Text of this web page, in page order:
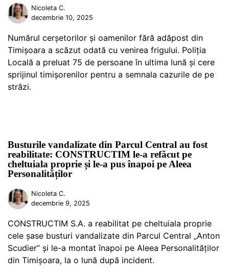
Nicoleta C.
decembrie 10, 2025
Numărul cerșetorilor și oamenilor fără adăpost din
Timișoara a scăzut odată cu venirea frigului. Poliția
Locală a preluat 75 de persoane în ultima lună și cere
sprijinul timișorenilor pentru a semnala cazurile de pe
străzi.
Busturile vandalizate din Parcul Central au fost
reabilitate: CONSTRUCTIM le-a refăcut pe
cheltuiala proprie și le-a pus înapoi pe Aleea
Personalităților
Nicoleta C.
decembrie 9, 2025
CONSTRUCTIM S.A. a reabilitat pe cheltuiala proprie
cele șase busturi vandalizate din Parcul Central „Anton
Scudier” și le-a montat înapoi pe Aleea Personalităților
din Timișoara, la o lună după incident.